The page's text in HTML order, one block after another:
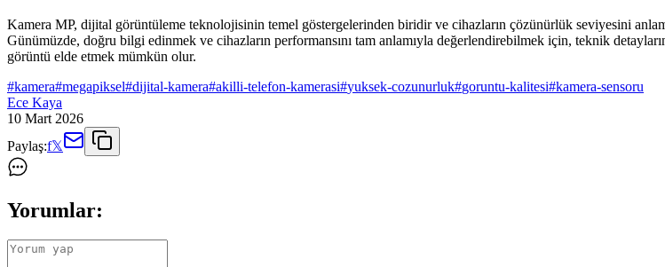
Kamera MP, dijital görüntüleme teknolojisinin temel göstergelerinden biridir ve cihazların çözünürlük seviyesini
Günümüzde, doğru bilgi edinmek ve cihazların performansını tam anlamıyla değerlendirebilmek için, teknik
görüntü elde etmek mümkün olur.
#kamera#megapiksel#dijital-kamera#akilli-telefon-kamerasi#yuksek-cozunurluk#goruntu-kalitesi#kamera-sensoru
Ece Kaya
10 Mart 2026
Paylaş:f𝕏
Yorumlar: